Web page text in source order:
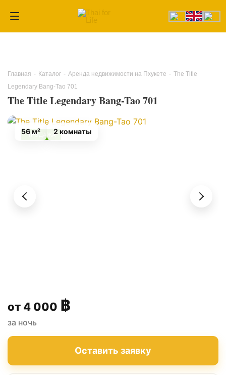
Главная - Каталог - Аренда недвижимости на Пхукете - The Title
Legendary Bang-Tao 701
The Title Legendary Bang-Tao 701
ПРОДАЖА
56 м² 2 комнаты
4 000 ฿
за ночь
Оставить заявку